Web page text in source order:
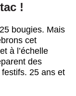
!
bougies. Mais
cet
à l’échelle
des
25 ans et